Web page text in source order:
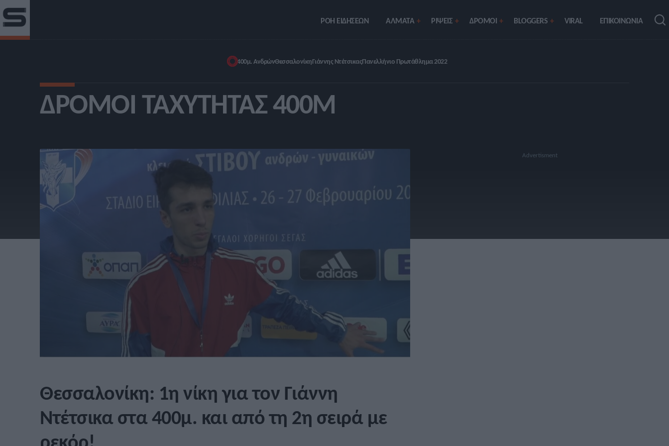
ΡΟΗ ΕΙΔΗΣΕΩΝ ΑΛΜΑΤΑ ΡIΨΕΙΣ ΔΡΟΜΟΙ BLOGGERS VIRAL ΕΠΙΚΟΙΝΩΝΙΑ
400μ. ΑνδρώνΘεσσαλονίκηΓιάννης ΝτέτσικαςΠανελλήνιο Πρωτάθλημα 2022
ΔΡΌΜΟΙ ΤΑΧΎΤΗΤΑΣ 400Μ
Θεσσαλονίκη: 1η νίκη για τον Γιάννη
Ντέτσικα στα 400μ. και από τη 2η σειρά με